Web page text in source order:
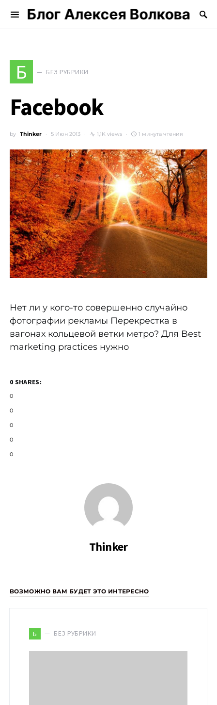
Блог Алексея Волкова
Search for:
Б БЕЗ РУБРИКИ
Facebook
by Thinker 5 Июн 2013 1,1K views 1 минута чтения
Нет ли у кого-то совершенно случайно
фотографии рекламы Перекрестка в
вагонах кольцевой ветки метро? Для Best
marketing practices нужно
0 SHARES:
0
0
0
0
0
Thinker
ВОЗМОЖНО ВАМ БУДЕТ ЭТО ИНТЕРЕСНО
Б БЕЗ РУБРИКИ